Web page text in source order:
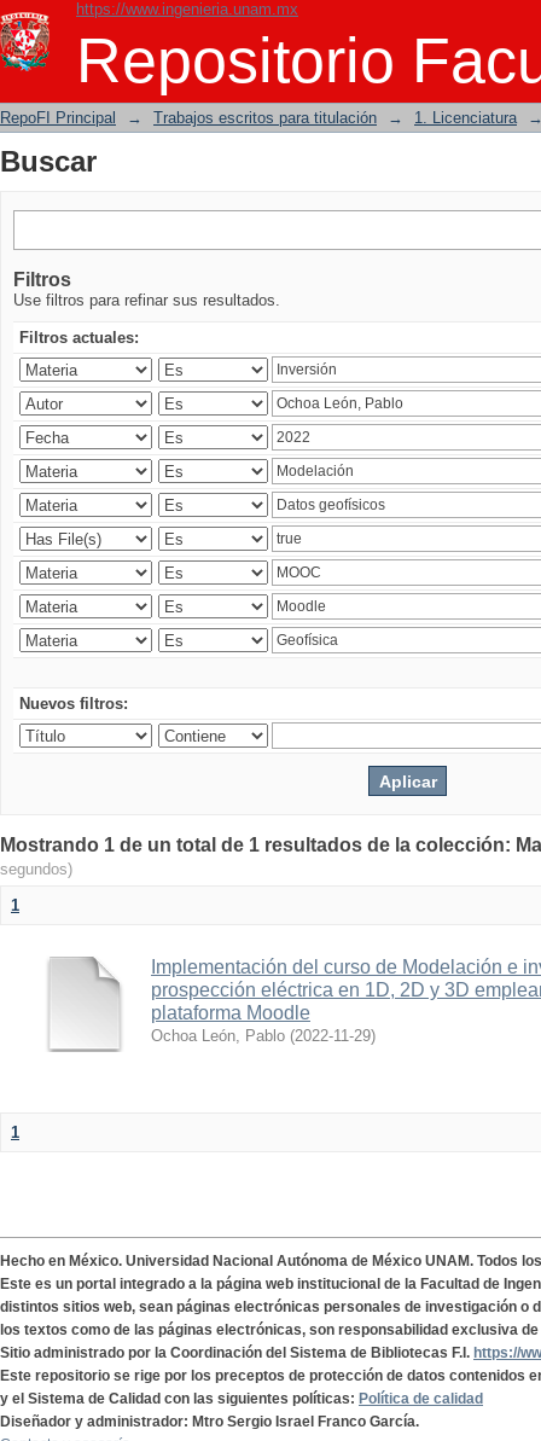
https://www.ingenieria.unam.mx
Repositorio
Buscar
RepoFI Principal → Trabajos escritos para titulación → 1. Licenciatura
Buscar
Filtros
Use filtros para refinar sus resultados.
Filtros actuales:
Nuevos filtros:
Mostrando 1 de un total de 1 resultados de la colección:
segundos)
1
Implementación del curso de Modelación e
prospección eléctrica en 1D, 2D y 3D
plataforma Moodle
Ochoa León, Pablo (2022-11-29)
1
Hecho en México. Universidad Nacional Autónoma de México UNAM. Todos
Este es un portal integrado a la página web institucional de la Facultad de
distintos sitios web, sean páginas electrónicas personales de investigación o
los textos como de las páginas electrónicas, son responsabilidad exclusiva
Sitio administrado por la Coordinación del Sistema de Bibliotecas F.I. https://
Este repositorio se rige por los preceptos de protección de datos contenidos
y el Sistema de Calidad con las siguientes políticas: Política de calidad
Diseñador y administrador: Mtro Sergio Israel Franco García.